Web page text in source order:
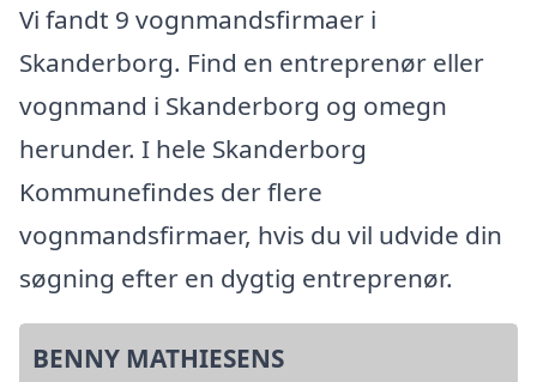
Vi fandt 9 vognmandsfirmaer i
Skanderborg. Find en entreprenør eller
vognmand i Skanderborg og omegn
herunder. I hele Skanderborg
Kommunefindes der flere
vognmandsfirmaer, hvis du vil udvide din
søgning efter en dygtig entreprenør.
BENNY MATHIESENS